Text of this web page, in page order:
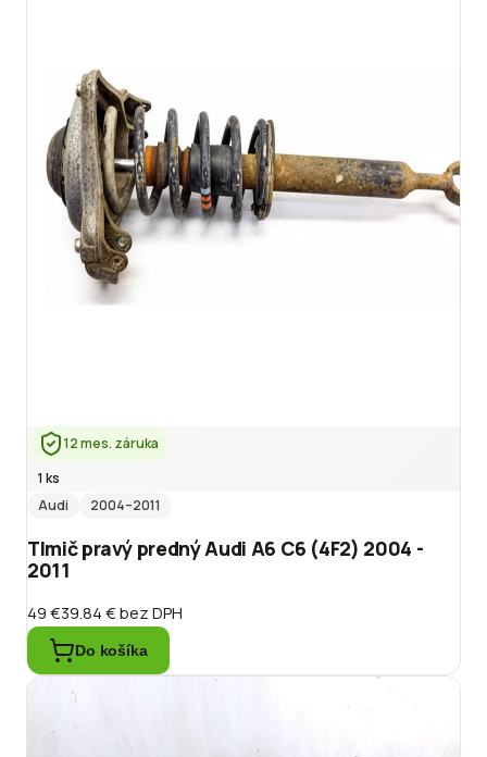
12 mes. záruka
1 ks
Audi
2004–2011
Tlmič pravý predný Audi A6 C6 (4F2) 2004 -
2011
49 €39.84 €bez DPH
Do košíka